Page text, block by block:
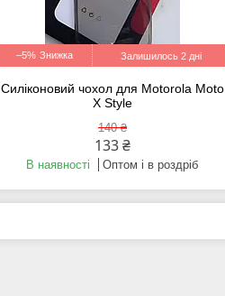
–5% Залишилось 2 дні
Силіконовий чохол для Motorola Moto
X Style
140 ₴
133 ₴
В наявності Оптом і в роздріб